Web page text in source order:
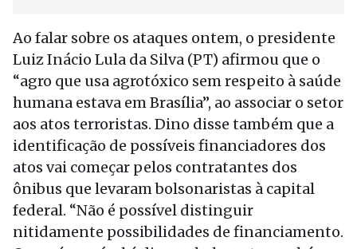
Ao falar sobre os ataques ontem, o presidente
Luiz Inácio Lula da Silva (PT) afirmou que o
“agro que usa agrotóxico sem respeito à saúde
humana estava em Brasília”, ao associar o setor
aos atos terroristas. Dino disse também que a
identificação de possíveis financiadores dos
atos vai começar pelos contratantes dos
ônibus que levaram bolsonaristas à capital
federal. “Não é possível distinguir
nitidamente possibilidades de financiamento.